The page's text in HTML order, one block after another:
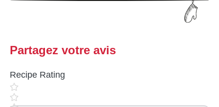
Partagez votre avis
Recipe Rating